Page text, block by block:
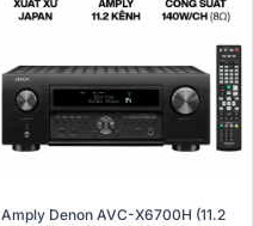
Amply Denon AVC-X6700H (11.2